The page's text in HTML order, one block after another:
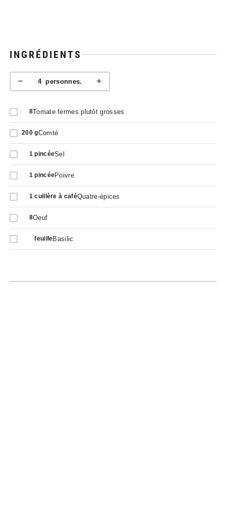
INGRÉDIENTS
− 4personnes. +
8Tomate fermes plutôt grosses
200 gComté
1 pincéeSel
1 pincéePoivre
1 cuillère à caféQuatre-épices
8Oeuf
feuilleBasilic